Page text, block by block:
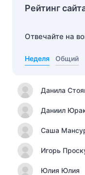
Рейтинг
Отвечайте на
Неделя Общий
Данила
Даниил
Саша
Игорь
Юлия Юлия